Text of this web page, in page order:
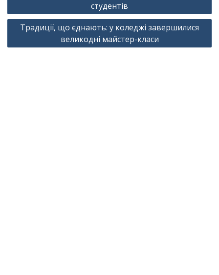
студентів
Традиції, що єднають: у коледжі завершилися
великодні майстер-класи